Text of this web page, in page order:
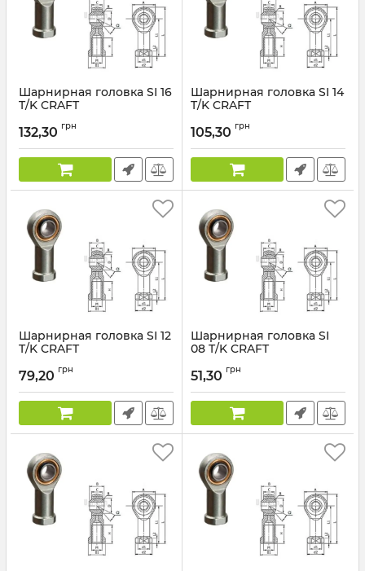
Шарнирная головка SI 16
T/K CRAFT
132,30 грн
Шарнирная головка SI 14
T/K CRAFT
105,30 грн
Шарнирная головка SI 12
T/K CRAFT
79,20 грн
Шарнирная головка SI
08 T/K CRAFT
51,30 грн